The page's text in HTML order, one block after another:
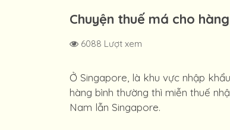
Chuyện thuế má cho
6088 Lượt xem
Ở Singapore, là khu vực nhập
hàng bình thường thì miễn thuế
Nam lẫn Singapore.